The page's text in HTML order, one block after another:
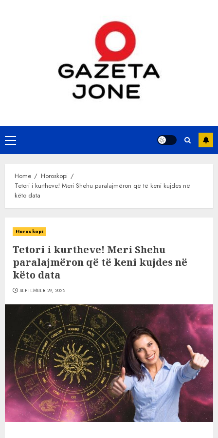
Primary
Menu
Home
Horoskopi
Tetori i kurtheve! Meri Shehu paralajmëron që të keni kujdes në
këto data
Horoskopi
Tetori i kurtheve! Meri Shehu
paralajmëron që të keni kujdes në
këto data
SEPTEMBER 29, 2025